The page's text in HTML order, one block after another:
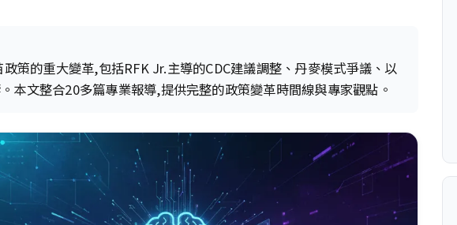
策的重大變革,包括RFK Jr.主導的CDC建議調整、丹麥模式爭議、以
本文整合20多篇專業報導,提供完整的政策變革時間線與專家觀點。